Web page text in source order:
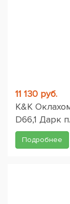
11 130 руб.
K&K
D66,1 Дарк
Подробнее